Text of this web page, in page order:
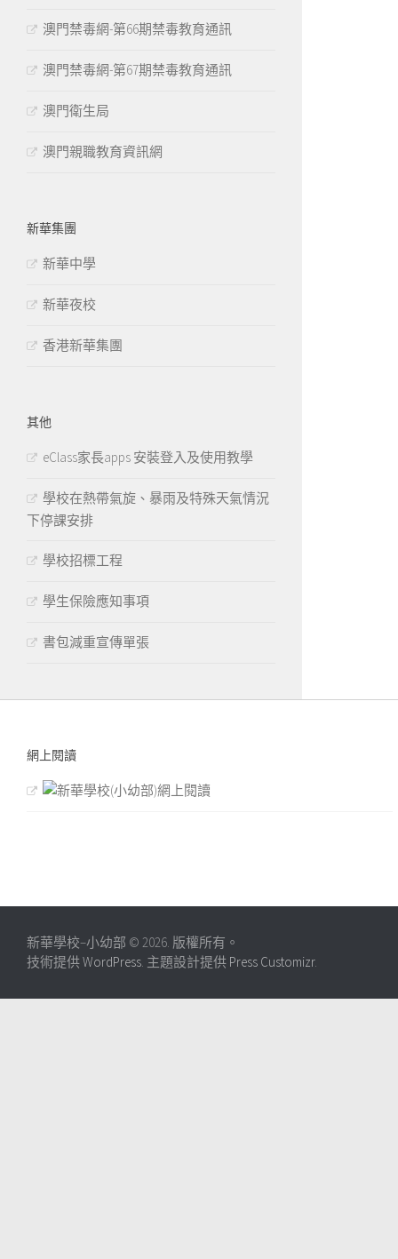
澳門禁毒網-第66期禁毒教育通訊
澳門禁毒網-第67期禁毒教育通訊
澳門衛生局
澳門親職教育資訊網
新華集團
新華中學
新華夜校
香港新華集團
其他
eClass家長apps 安裝登入及使用教學
學校在熱帶氣旋、暴雨及特殊天氣情況
下停課安排
學校招標工程
學生保險應知事項
書包減重宣傳單張
網上閱讀
新華學校–小幼部 © 2026. 版權所有。
技術提供WordPress. 主題設計提供 Press Customizr.